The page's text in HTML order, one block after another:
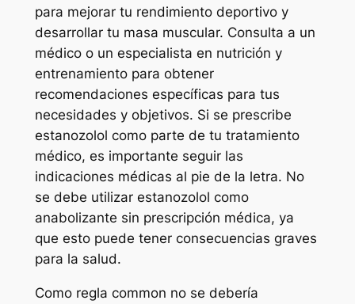
para mejorar tu rendimiento deportivo y
desarrollar tu masa muscular. Consulta a un
médico o un especialista en nutrición y
entrenamiento para obtener
recomendaciones específicas para tus
necesidades y objetivos. Si se prescribe
estanozolol como parte de tu tratamiento
médico, es importante seguir las
indicaciones médicas al pie de la letra. No
se debe utilizar estanozolol como
anabolizante sin prescripción médica, ya
que esto puede tener consecuencias graves
para la salud.
Como regla common no se debería